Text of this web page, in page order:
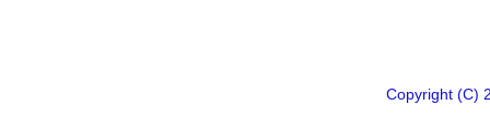
Copyright (C)